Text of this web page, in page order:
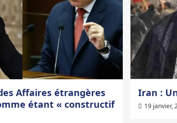
Affaires étrangères
étant « constructif
Iran :
19 janvier,